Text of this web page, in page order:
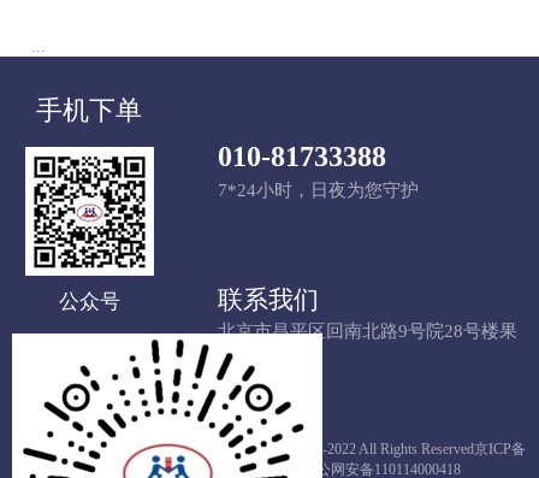
...
010-81733388
7*24小时，日夜为您守护
联系我们
北京市昌平区回南北路9号院28号楼果
栋LOFT809
Copyright © 1993-2022 All Rights Reserved京ICP备
12019227号-1
京公网安备110114000418
手机下单
公众号